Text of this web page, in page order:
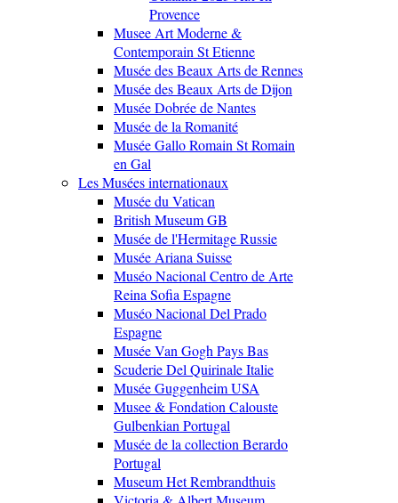
Provence
Musee Art Moderne &
Contemporain St Etienne
Musée des Beaux Arts de Rennes
Musée des Beaux Arts de Dijon
Musée Dobrée de Nantes
Musée de la Romanité
Musée Gallo Romain St Romain
en Gal
Les Musées internationaux
Musée du Vatican
British Museum GB
Musée de l'Hermitage Russie
Musée Ariana Suisse
Muséo Nacional Centro de Arte
Reina Sofia Espagne
Muséo Nacional Del Prado
Espagne
Musée Van Gogh Pays Bas
Scuderie Del Quirinale Italie
Musée Guggenheim USA
Musee & Fondation Calouste
Gulbenkian Portugal
Musée de la collection Berardo
Portugal
Museum Het Rembrandthuis